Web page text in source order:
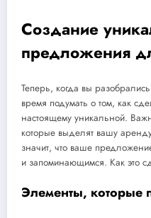
Создание
предложения
Теперь, когда вы
время подумать о том, как
настоящему уникальной.
которые выделят вашу
значит, что ваше
и запоминающимся. Как это
Элементы, которые